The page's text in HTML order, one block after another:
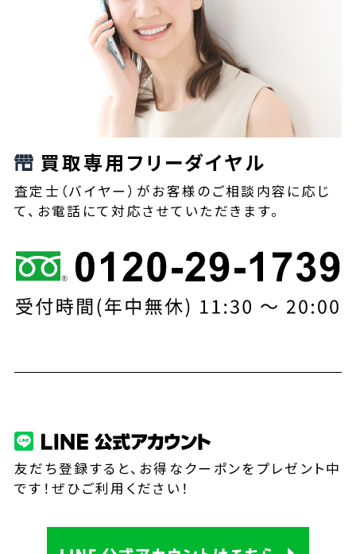
買取専用フリーダイヤル
査定士（バイヤー）がお客様のご相談内容に応じ
て、お電話にて対応させていただきます。
友だち登録すると、お得なクーポンをプレゼント中
です！ぜひご利用ください！